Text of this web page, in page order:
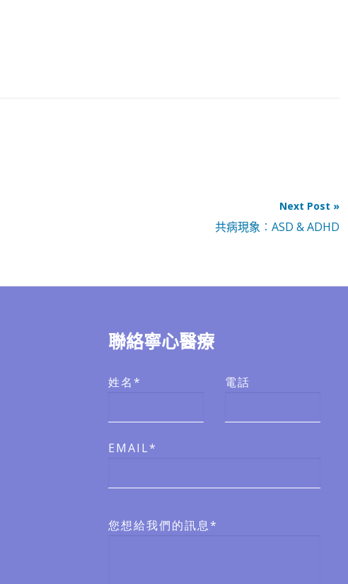
Next Post »
共病現象︰ASD & ADHD
聯絡寧心醫療
姓名* 電話
EMAIL*
您想給我們的訊息*